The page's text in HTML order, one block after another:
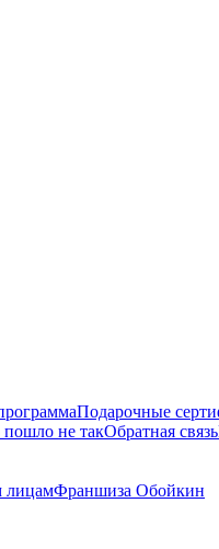
Подарочные
пошло не такОбратная связь
лицамФраншиза Обойкин